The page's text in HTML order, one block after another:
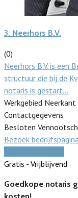
3. Neerhors B.V.
(0)
Neerhors B.V. is een
structuur die bij de
notaris is gestart…
Werkgebied Neerkant
Contactgegevens
Besloten
Bezoek bedrijfspagina
Gratis - Vrijblijvend
Goedkope notaris